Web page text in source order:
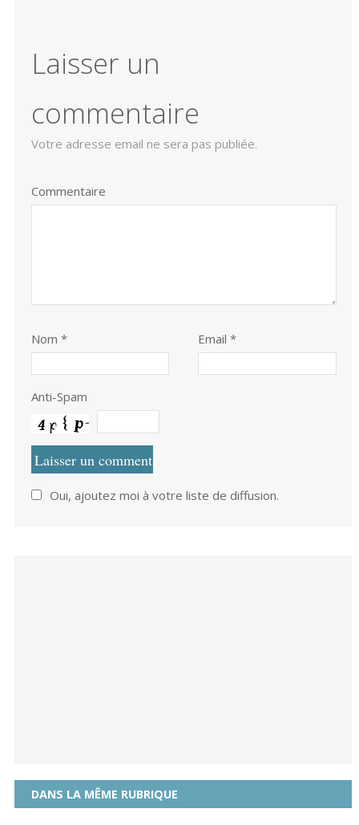
Laisser un
commentaire
Votre adresse email ne sera pas publiée.
Commentaire
Nom * Email *
Anti-Spam
Oui, ajoutez moi à votre liste de diffusion.
DANS LA MÊME RUBRIQUE